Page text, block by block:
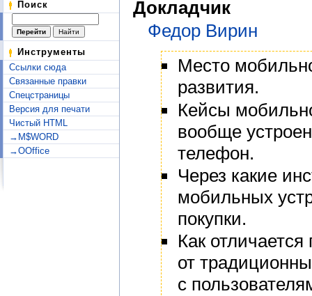
Поиск
Инструменты
Ссылки сюда
Связанные правки
Спецстраницы
Версия для печати
Чистый HTML
→M$WORD
→OOffice
Докладчик
Федор Вирин
Место
развития.
Кейсы
вообще
телефон.
Через какие
мобильных
покупки.
Как
от
с